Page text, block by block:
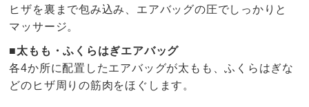
ヒザを裏まで包み込み、エアバッグの圧でしっかりと
マッサージ。
■太もも・ふくらはぎエアバッグ
各4か所に配置したエアバッグが太もも、ふくらはぎな
どのヒザ周りの筋肉をほぐします。